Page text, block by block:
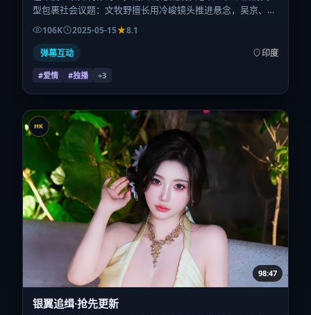
型包裹社会议题：文牧野擅长用冷峻镜头推进悬念，吴京、刘
亦菲、朱一龙、胡歌、汤唯的对手戏为看点之一。上映时间：
2025-05-15；片长114分钟；适合关注现实质感与类型片结构
的观众。
106K 2025-05-15
8.1
弹幕互动
印度
#爱情 #独播 +3
HK
98:47
银翼追缉·抢先更新